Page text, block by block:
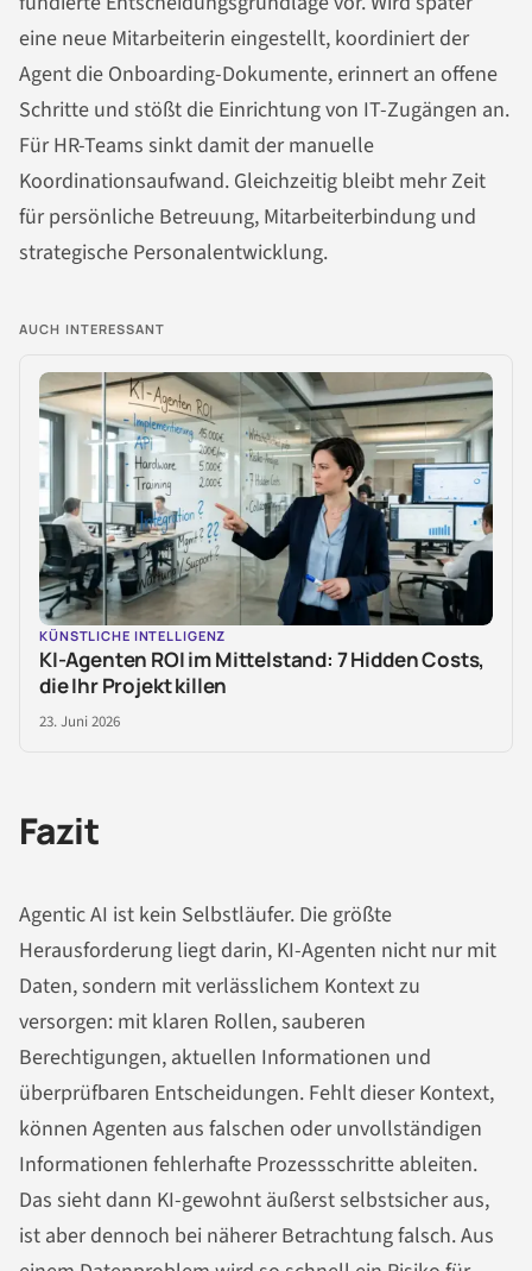
eine neue Mitarbeiterin eingestellt, koordiniert der
Agent die Onboarding-Dokumente, erinnert an offene
Schritte und stößt die Einrichtung von IT-Zugängen an.
Für HR-Teams sinkt damit der manuelle
Koordinationsaufwand. Gleichzeitig bleibt mehr Zeit
für persönliche Betreuung, Mitarbeiterbindung und
strategische Personalentwicklung.
AUCH INTERESSANT
KÜNSTLICHE INTELLIGENZ
KI-Agenten ROI im Mittelstand: 7 Hidden Costs,
die Ihr Projekt killen
23. Juni 2026
Fazit
Agentic AI ist kein Selbstläufer. Die größte
Herausforderung liegt darin, KI-Agenten nicht nur mit
Daten, sondern mit verlässlichem Kontext zu
versorgen: mit klaren Rollen, sauberen
Berechtigungen, aktuellen Informationen und
überprüfbaren Entscheidungen. Fehlt dieser Kontext,
können Agenten aus falschen oder unvollständigen
Informationen fehlerhafte Prozessschritte ableiten.
Das sieht dann KI-gewohnt äußerst selbstsicher aus,
ist aber dennoch bei näherer Betrachtung falsch. Aus